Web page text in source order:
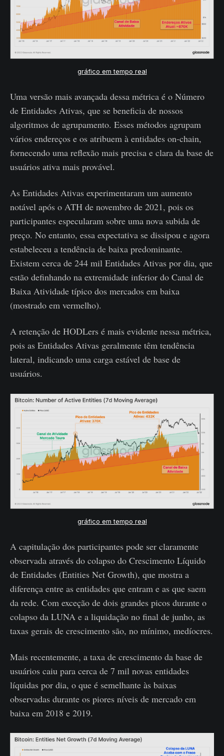
gráfico em tempo real
Uma versão mais avançada dessa métrica é o Número
de Entidades Ativas, que se beneficia de nossos
algoritmos de agrupamento. Esses métodos agrupam
vários endereços e os atribuem à entidades on-chain,
fornecendo uma reflexão mais precisa e clara da base de
usuários ativa mais provável.
As Entidades Ativas experimentaram um aumento
notável após o ATH de novembro de 2021, pois os
participantes especularam sobre uma nova subida de
preço. No entanto, essa expectativa se dissipou e agora
estabeleceu a tendência de baixa predominante.
Existem cerca de 244 mil Entidades Ativas por dia, que
estão definhando na extremidade inferior do Canal de
Baixa Atividade típico dos mercados em baixa
(mostrado em vermelho).
A retenção de HODLers é mais evidente nessa métrica,
pois as Entidades Ativas geralmente têm tendência
lateral, indicando uma carga estável de base de
usuários.
gráfico em tempo real
A capitulação dos participantes pode ser claramente
observada através do colapso do Crescimento Líquido
de Entidades (Entities Net Growth), que mostra a
diferença entre as entidades que entram e as que saem
da rede. Com exceção de dois grandes picos durante o
colapso da LUNA e a liquidação no final de junho, as
taxas gerais de crescimento são, no mínimo, medíocres.
Mais recentemente, a taxa de crescimento da base de
usuários caiu para cerca de 7 mil novas entidades
líquidas por dia, o que é semelhante às baixas
observadas durante os piores níveis de mercado em
baixa em 2018 e 2019.